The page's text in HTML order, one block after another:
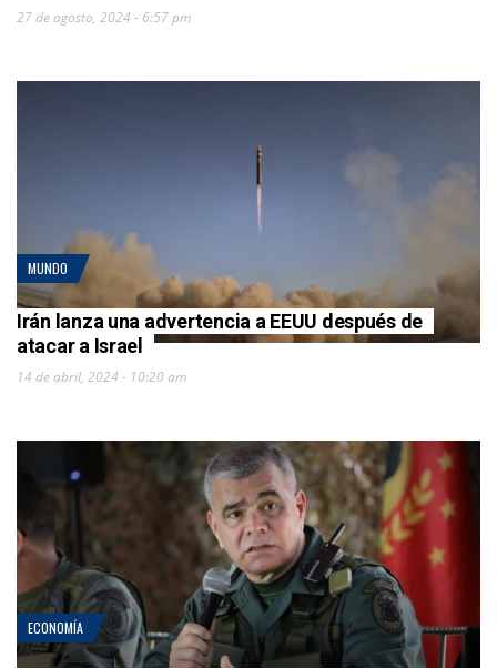
27 de agosto, 2024 - 6:57 pm
MUNDO
Irán lanza una advertencia a EEUU después de
atacar a Israel
14 de abril, 2024 - 10:20 am
ECONOMÍA